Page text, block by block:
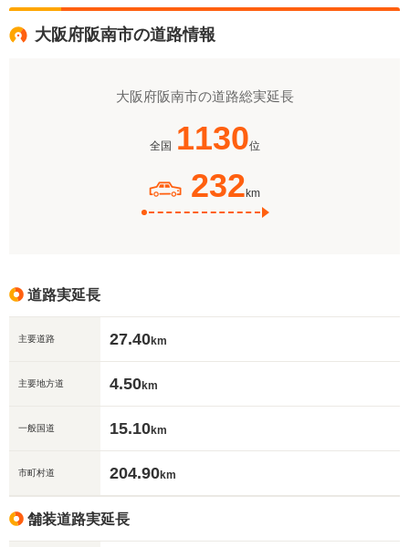
大阪府阪南市の道路情報
大阪府阪南市の道路総実延長
全国 1130位
232 km
道路実延長
主要道路 27.40km
主要地方道 4.50km
一般国道 15.10km
市町村道 204.90km
舗装道路実延長